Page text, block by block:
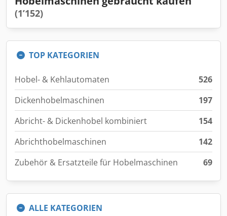
(1’152)
TOP KATEGORIEN
Hobel- & Kehlautomaten
526
Dickenhobelmaschinen
197
Abricht- & Dickenhobel kombiniert
154
Abrichthobelmaschinen
142
Zubehör & Ersatzteile für Hobelmaschinen
69
ALLE KATEGORIEN